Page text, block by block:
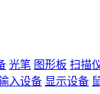
光笔 图形板 扫描
入设备 显示设备